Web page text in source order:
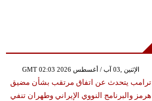
GMT 02:03 2026 الإثنين ,03 آب / أغسطس
ترامب يتحدث عن اتفاق مرتقب بشأن مضيق
هرمز والبرنامج النووي الإيراني وطهران تنفي